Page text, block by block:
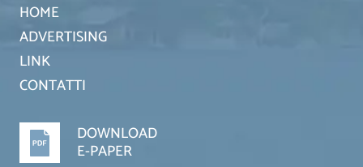
HOME
ADVERTISING
LINK
CONTATTI
DOWNLOAD
E-PAPER